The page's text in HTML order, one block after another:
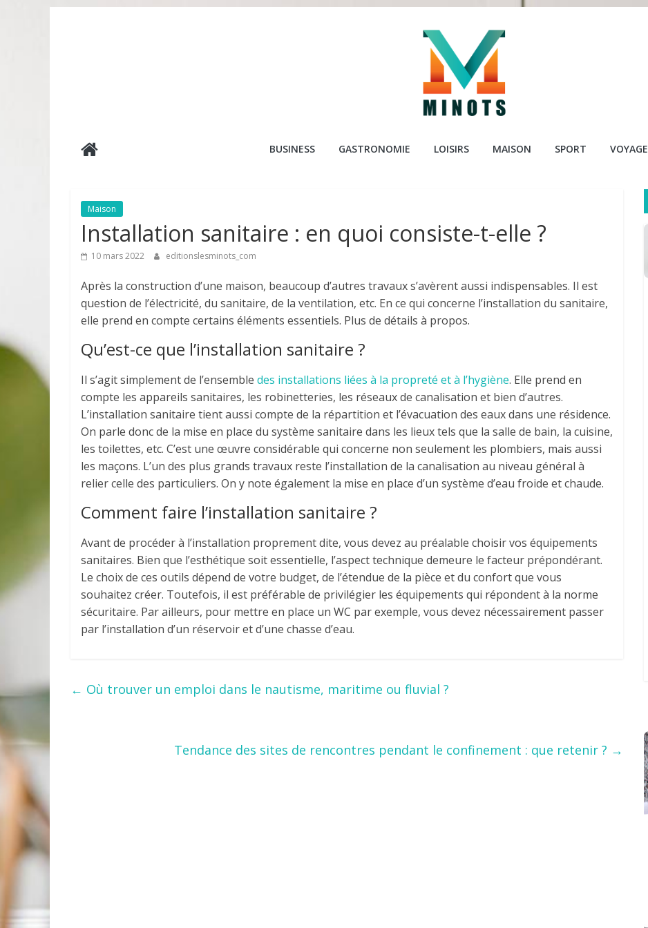
editionslesminots.com
BUSINESS GASTRONOMIE LOISIRS MAISON SPORT VOYAGE
Maison
Installation sanitaire : en quoi consiste-t-elle ?
10 mars 2022 editionslesminots_com
Après la construction d’une maison, beaucoup d’autres travaux s’avèrent aussi indispensables. Il est
question de l’électricité, du sanitaire, de la ventilation, etc. En ce qui concerne l’installation du sanitaire,
elle prend en compte certains éléments essentiels. Plus de détails à propos.
Qu’est-ce que l’installation sanitaire ?
Il s’agit simplement de l’ensemble des installations liées à la propreté et à l’hygiène. Elle prend en
compte les appareils sanitaires, les robinetteries, les réseaux de canalisation et bien d’autres.
L’installation sanitaire tient aussi compte de la répartition et l’évacuation des eaux dans une résidence.
On parle donc de la mise en place du système sanitaire dans les lieux tels que la salle de bain, la cuisine,
les toilettes, etc. C’est une œuvre considérable qui concerne non seulement les plombiers, mais aussi
les maçons. L’un des plus grands travaux reste l’installation de la canalisation au niveau général à
relier celle des particuliers. On y note également la mise en place d’un système d’eau froide et chaude.
Comment faire l’installation sanitaire ?
Avant de procéder à l’installation proprement dite, vous devez au préalable choisir vos équipements
sanitaires. Bien que l’esthétique soit essentielle, l’aspect technique demeure le facteur prépondérant.
Le choix de ces outils dépend de votre budget, de l’étendue de la pièce et du confort que vous
souhaitez créer. Toutefois, il est préférable de privilégier les équipements qui répondent à la norme
sécuritaire. Par ailleurs, pour mettre en place un WC par exemple, vous devez nécessairement passer
par l’installation d’un réservoir et d’une chasse d’eau.
← Où trouver un emploi dans le nautisme, maritime ou fluvial ?
Tendance des sites de rencontres pendant le confinement : que retenir ? →